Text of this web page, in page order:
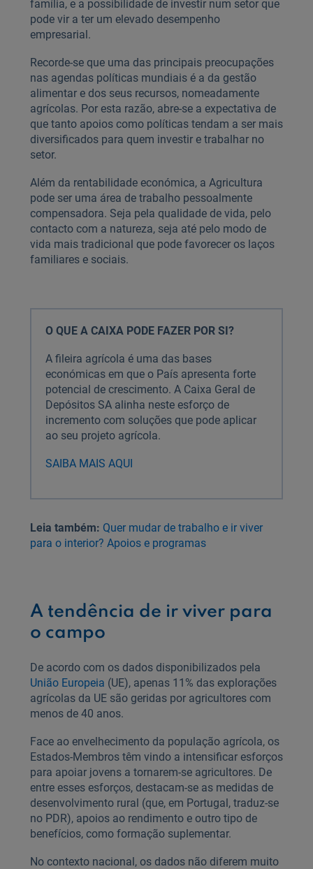
família, e a possibilidade de investir num setor que
pode vir a ter um elevado desempenho
empresarial.
Recorde-se que uma das principais preocupações
nas agendas políticas mundiais é a da gestão
alimentar e dos seus recursos, nomeadamente
agrícolas. Por esta razão, abre-se a expectativa de
que tanto apoios como políticas tendam a ser mais
diversificados para quem investir e trabalhar no
setor.
Além da rentabilidade económica, a Agricultura
pode ser uma área de trabalho pessoalmente
compensadora. Seja pela qualidade de vida, pelo
contacto com a natureza, seja até pelo modo de
vida mais tradicional que pode favorecer os laços
familiares e sociais.
O QUE A CAIXA PODE FAZER POR SI?
A fileira agrícola é uma das bases
económicas em que o País apresenta forte
potencial de crescimento. A Caixa Geral de
Depósitos SA alinha neste esforço de
incremento com soluções que pode aplicar
ao seu projeto agrícola.
SAIBA MAIS AQUI
Leia também: Quer mudar de trabalho e ir viver
para o interior? Apoios e programas
A tendência de ir viver para
o campo
De acordo com os dados disponibilizados pela
União Europeia (UE), apenas 11% das explorações
agrícolas da UE são geridas por agricultores com
menos de 40 anos.
Face ao envelhecimento da população agrícola, os
Estados-Membros têm vindo a intensificar esforços
para apoiar jovens a tornarem-se agricultores. De
entre esses esforços, destacam-se as medidas de
desenvolvimento rural (que, em Portugal, traduz-se
no PDR), apoios ao rendimento e outro tipo de
benefícios, como formação suplementar.
No contexto nacional, os dados não diferem muito